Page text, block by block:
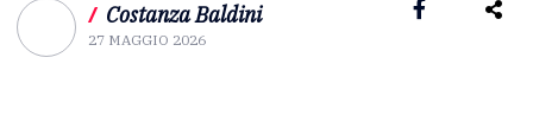
/ Costanza Baldini
27 MAGGIO 2026